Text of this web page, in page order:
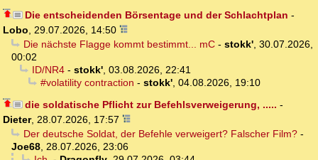
Die entscheidenden Börsentage und der Schlachtplan -
Lobo, 29.07.2026, 14:50
Die nächste Flagge kommt bestimmt... mC- stokk', 30.07.2026,
00:02
ID/NR4- stokk', 03.08.2026, 22:41
#volatility contraction - stokk', 04.08.2026, 19:10
die soldatische Pflicht zur Befehlsverweigerung, ..... -
Dieter, 28.07.2026, 17:57
Der deutsche Soldat, der Befehle verweigert? Falscher Film?-
Joe68, 28.07.2026, 23:06